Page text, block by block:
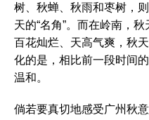
树、秋蝉、秋雨和枣树，
天的“名角”。而在岭南，
百花灿烂、天高气爽，秋
化的是，相比前一段时间
温和。
倘若要真切地感受广州秋